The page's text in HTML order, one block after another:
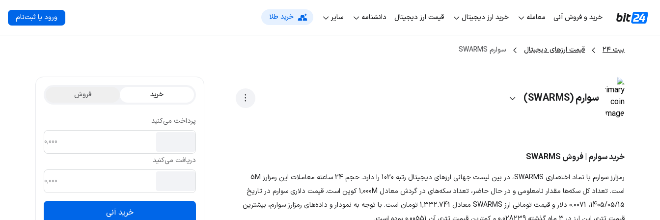
خرید و فروش آنی معامله خرید ارز دیجیتال قیمت‌ ارز دیجیتال دانشنامه سایر خرید طلا ورود یا ثبت‌نام
بیت ۲۴ قیمت ارزهای دیجیتال سوارم SWARMS
سوارم (SWARMS)
خرید سوارم | فروش SWARMS
رمزارز سوارم با نماد اختصاری SWARMS، در بین لیست جهانی ارزهای دیجیتال رتبه 1020 را دارد. حجم 24 ساعته معاملات این رمزارز 5M
است. تعداد کل سکه‌ها مقدار نامعلومی و در حال حاضر، تعداد سکه‌های در گردش معادل 1,000M کوین است. قیمت دلاری سوارم در تاریخ
1405/05/15، 0.0071 دلار و قیمت تومانی ارز SWARMS معادل 1,332.741 تومان است. با توجه به نمودار و داده‌های رمزارز سوارم، بیشترین
خرید فروش
پرداخت می‌کنید
دریافت می‌کنید
خرید آنی